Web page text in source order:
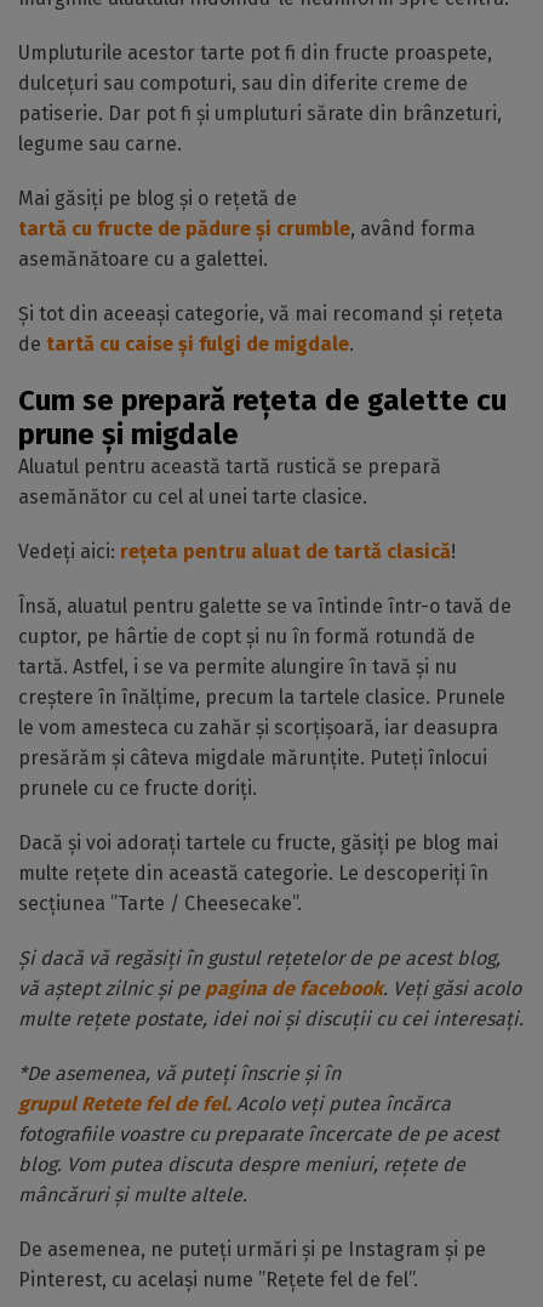
Umpluturile acestor tarte pot fi din fructe proaspete,
dulcețuri sau compoturi, sau din diferite creme de
patiserie. Dar pot fi și umpluturi sărate din brânzeturi,
legume sau carne.
Mai găsiți pe blog și o rețetă de
tartă cu fructe de pădure și crumble, având forma
asemănătoare cu a galettei.
Și tot din aceeași categorie, vă mai recomand și rețeta
de tartă cu caise și fulgi de migdale.
Cum se prepară rețeta de galette cu
prune și migdale
Aluatul pentru această tartă rustică se prepară
asemănător cu cel al unei tarte clasice.
Vedeți aici: rețeta pentru aluat de tartă clasică!
Însă, aluatul pentru galette se va întinde într-o tavă de
cuptor, pe hârtie de copt și nu în formă rotundă de
tartă. Astfel, i se va permite alungire în tavă și nu
creștere în înălțime, precum la tartele clasice. Prunele
le vom amesteca cu zahăr și scorțișoară, iar deasupra
presărăm și câteva migdale mărunțite. Puteți înlocui
prunele cu ce fructe doriți.
Dacă și voi adorați tartele cu fructe, găsiți pe blog mai
multe rețete din această categorie. Le descoperiți în
secțiunea ”Tarte / Cheesecake”.
Și dacă vă regăsiți în gustul rețetelor de pe acest blog,
vă aștept zilnic și pe pagina de facebook. Veți găsi acolo
multe rețete postate, idei noi și discuții cu cei interesați.
*De asemenea, vă puteți înscrie și în
grupul Retete fel de fel. Acolo veți putea încărca
fotografiile voastre cu preparate încercate de pe acest
blog. Vom putea discuta despre meniuri, rețete de
mâncăruri și multe altele.
De asemenea, ne puteți urmări și pe Instagram și pe
Pinterest, cu același nume ”Rețete fel de fel”.